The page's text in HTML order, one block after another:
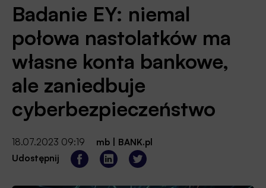
Badanie EY: niemal
połowa nastolatków ma
własne konta bankowe,
ale zaniedbuje
cyberbezpieczeństwo
18.07.2023 09:19 mb
BANK.pl
Udostępnij